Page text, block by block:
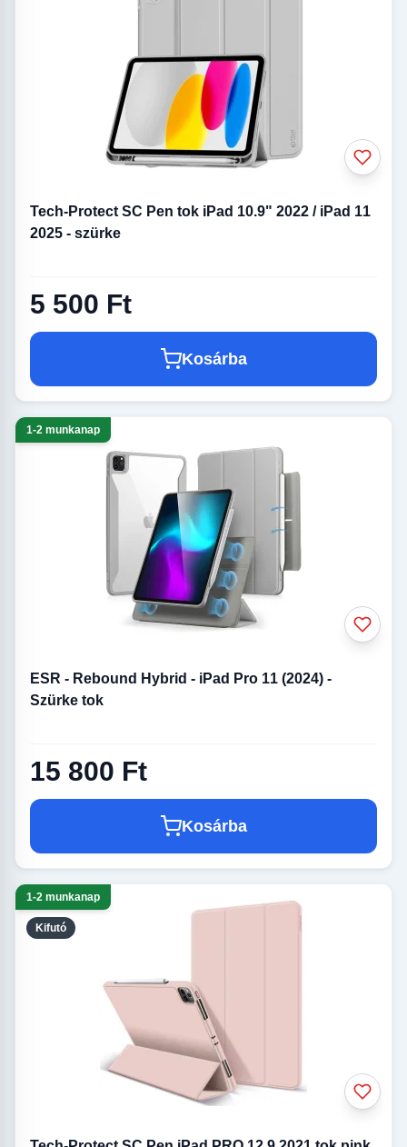
Tech-Protect SC Pen tok iPad 10.9" 2022 / iPad 11
2025 - szürke
5 500 Ft
Kosárba
1-2 munkanap
ESR - Rebound Hybrid - iPad Pro 11 (2024) -
Szürke tok
15 800 Ft
Kosárba
Kifutó
1-2 munkanap